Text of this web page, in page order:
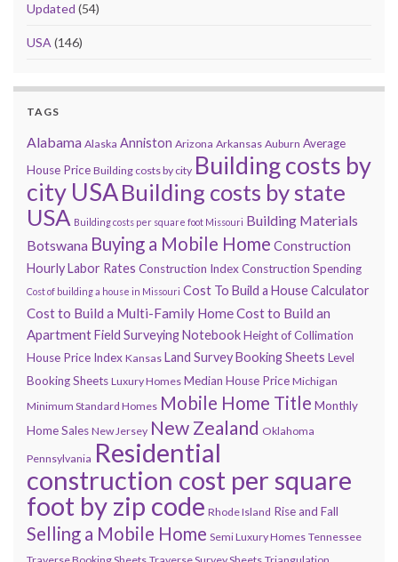
Updated (54)
USA (146)
TAGS
Alabama Alaska Anniston Arizona Arkansas Auburn Average
House Price Building costs by city Building costs by
city USABuilding costs by state
USA Building costs per square foot Missouri Building Materials
Botswana Buying a Mobile Home Construction
Hourly Labor Rates Construction IndexConstruction Spending
Cost of building a house in Missouri Cost To Build a House Calculator
Cost to Build a Multi-Family HomeCost to Build an
ApartmentField Surveying NotebookHeight of Collimation
House Price Index Kansas Land Survey Booking Sheets Level
Booking Sheets Luxury Homes Median House Price Michigan
Minimum Standard Homes Mobile Home Title Monthly
Home Sales New Jersey New Zealand Oklahoma
Pennsylvania Residential
construction cost per square
foot by zip code Rhode Island Rise and Fall
Selling a Mobile Home Semi Luxury Homes Tennessee